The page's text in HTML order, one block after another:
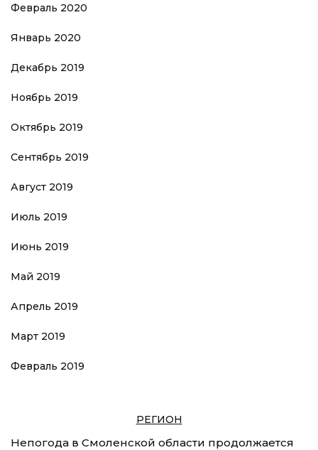
Февраль 2020
Январь 2020
Декабрь 2019
Ноябрь 2019
Октябрь 2019
Сентябрь 2019
Август 2019
Июль 2019
Июнь 2019
Май 2019
Апрель 2019
Март 2019
Февраль 2019
РЕГИОН
Непогода в Смоленской области продолжается